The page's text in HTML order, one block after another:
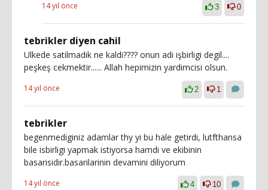
14 yıl önce 3 0
tebrikler diyen cahil
Ulkede satilmadik ne kaldi???? onun adi işbirligi degil....
peşkeş cekmektir...... Allah hepimizin yardimcisi olsun.
14 yıl önce 2 1
tebrikler
begenmediginiz adamlar thy yi bu hale getirdi, lutfthansa
bile isbirligi yapmak istiyorsa hamdi ve ekibinin
basarisidir.basarilarinin devamini diliyorum
14 yıl önce 4 10